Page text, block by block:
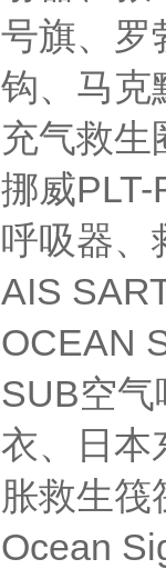
号旗、罗
钩、马克
充气救生
挪威
呼吸器、
AIS
OCEAN
SUB空气
衣、日本
胀救生筏
Ocean